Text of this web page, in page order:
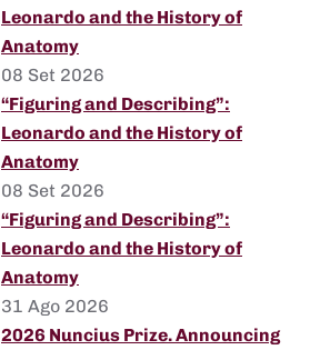
Leonardo and the History of
Anatomy
08 Set 2026
“Figuring and Describing”:
Leonardo and the History of
Anatomy
08 Set 2026
“Figuring and Describing”:
Leonardo and the History of
Anatomy
31 Ago 2026
2026 Nuncius Prize. Announcing